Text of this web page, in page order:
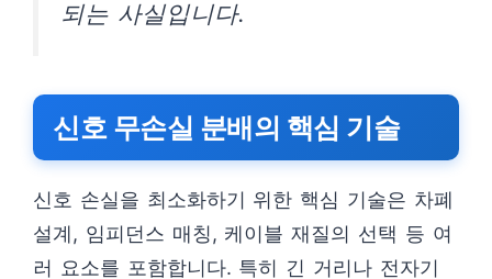
되는 사실입니다.
신호 무손실 분배의 핵심 기술
신호 손실을 최소화하기 위한 핵심 기술은 차폐
설계, 임피던스 매칭, 케이블 재질의 선택 등 여
러 요소를 포함합니다. 특히 긴 거리나 전자기